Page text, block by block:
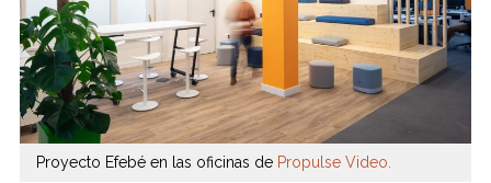
Proyecto Efebé en las oficinas de Propulse Video.